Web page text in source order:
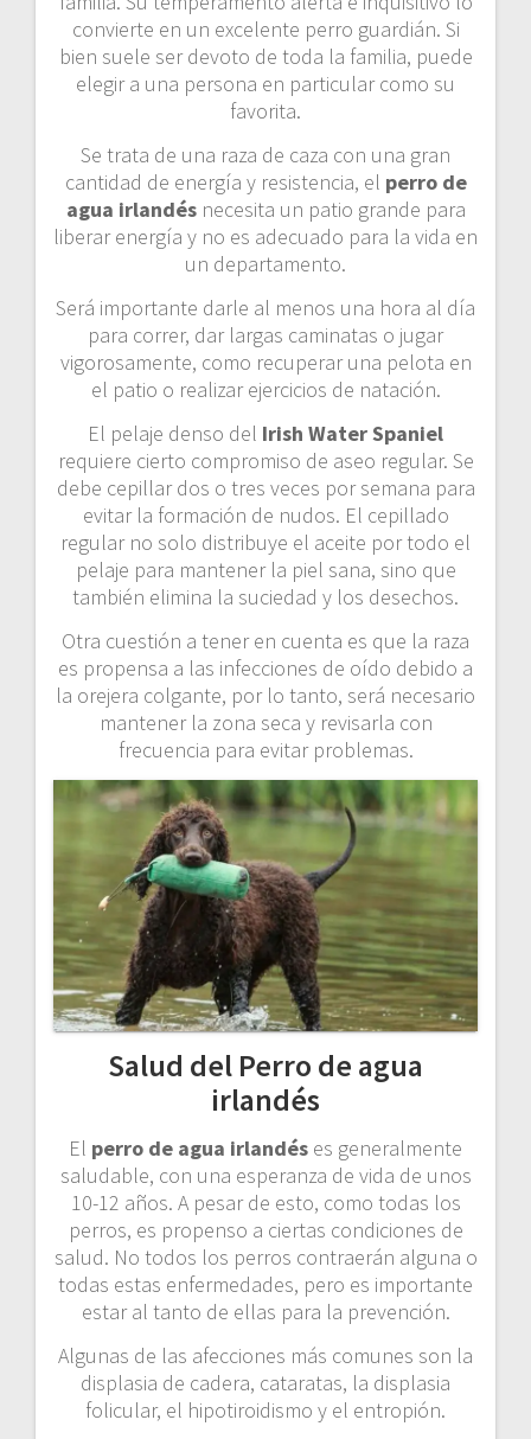
convierte en un excelente perro guardián. Si
bien suele ser devoto de toda la familia, puede
elegir a una persona en particular como su
favorita.
Se trata de una raza de caza con una gran
cantidad de energía y resistencia, el perro de
agua irlandésnecesita un patio grande para
liberar energía y no es adecuado para la vida en
un departamento.
Será importante darle al menos una hora al día
para correr, dar largas caminatas o jugar
vigorosamente, como recuperar una pelota en
el patio o realizar ejercicios de natación.
El pelaje denso del Irish Water Spaniel
requiere cierto compromiso de aseo regular. Se
debe cepillar dos o tres veces por semana para
evitar la formación de nudos. El cepillado
regular no solo distribuye el aceite por todo el
pelaje para mantener la piel sana, sino que
también elimina la suciedad y los desechos.
Otra cuestión a tener en cuenta es que la raza
es propensa a las infecciones de oído debido a
la orejera colgante, por lo tanto, será necesario
mantener la zona seca y revisarla con
frecuencia para evitar problemas.
Salud del Perro de agua
irlandés
El perro de agua irlandés es generalmente
saludable, con una esperanza de vida de unos
10-12 años. A pesar de esto, como todas los
perros, es propenso a ciertas condiciones de
salud. No todos los perros contraerán alguna o
todas estas enfermedades, pero es importante
estar al tanto de ellas para la prevención.
Algunas de las afecciones más comunes son la
displasia de cadera, cataratas, la displasia
folicular, el hipotiroidismo y el entropión.